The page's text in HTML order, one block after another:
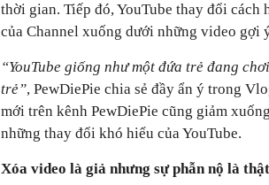
thời gian. Tiếp đó, YouTube thay đổi
của Channel xuống dưới những video gợi
“YouTube giống như một đứa trẻ đang
trẻ”, PewDiePie chia sẻ đầy ẩn ý trong
mới trên kênh PewDiePie cũng giảm
những thay đổi khó hiểu của YouTube.
Xóa video là giả nhưng sự phẫn nộ là thật